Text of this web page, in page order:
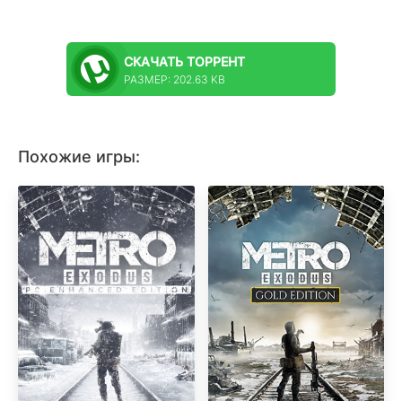
СКАЧАТЬ ТОРРЕНТ
РАЗМЕР: 202.63 KB
Похожие игры: